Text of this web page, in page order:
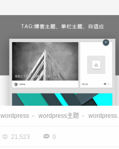
wordpress极简博客主题—RnMaterial
wordpress - wordpress主题 - wordpress博客主题
 21,523  0